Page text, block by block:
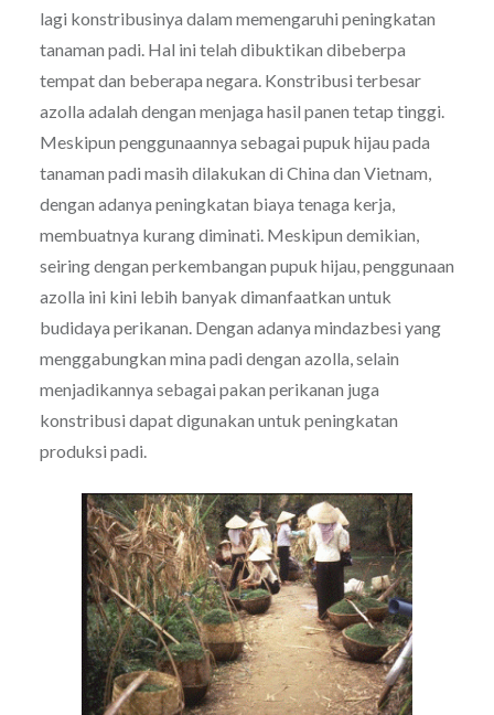
lagi konstribusinya dalam memengaruhi peningkatan
tanaman padi. Hal ini telah dibuktikan dibeberpa
tempat dan beberapa negara. Konstribusi terbesar
azolla adalah dengan menjaga hasil panen tetap tinggi.
Meskipun penggunaannya sebagai pupuk hijau pada
tanaman padi masih dilakukan di China dan Vietnam,
dengan adanya peningkatan biaya tenaga kerja,
membuatnya kurang diminati. Meskipun demikian,
seiring dengan perkembangan pupuk hijau, penggunaan
azolla ini kini lebih banyak dimanfaatkan untuk
budidaya perikanan. Dengan adanya mindazbesi yang
menggabungkan mina padi dengan azolla, selain
menjadikannya sebagai pakan perikanan juga
konstribusi dapat digunakan untuk peningkatan
produksi padi.